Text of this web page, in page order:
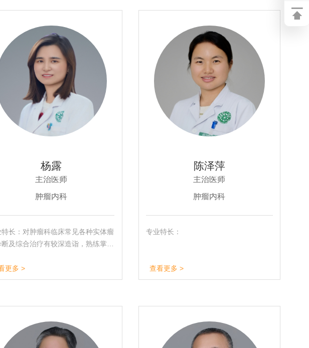
杨露
主治医师
肿瘤内科
特长：对肿瘤科临床常见各种实体瘤
断及综合治疗有较深造诣，熟练掌握
等多种抗肿瘤治疗手段，能根据每个
具体情况制定个性化诊疗方案。
更多 >
陈泽萍
主治医师
肿瘤内科
专业特长：
查看更多 >